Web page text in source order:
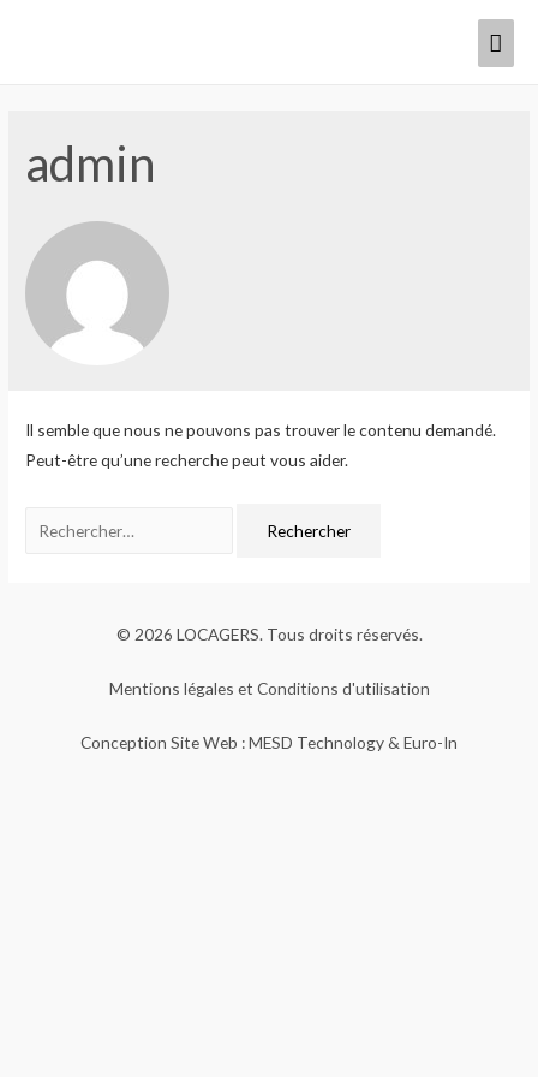
admin
Il semble que nous ne pouvons pas trouver le contenu demandé.
Peut-être qu’une recherche peut vous aider.
© 2026 LOCAGERS. Tous droits réservés.
Mentions légales et Conditions d'utilisation
Conception Site Web : MESD Technology & Euro-In